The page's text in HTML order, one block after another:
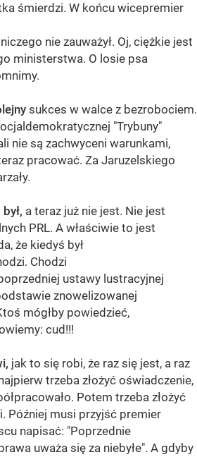
śmierdzi. W końcu wicepremier
nie zauważył. Oj, ciężkie jest
ministerstwa. O losie psa
sukces w walce z bezrobociem.
"Trybuny"
nie są zachwyceni warunkami,
pracować. Za Jaruzelskiego
a teraz już nie jest. Nie jest
PRL. A właściwie to jest
że kiedyś był
Chodzi
ustawy lustracyjnej
znowelizowanej
mógłby powiedzieć,
cud!!!
jak to się robi, że raz się jest, a raz
trzeba złożyć oświadczenie,
Potem trzeba złożyć
Później musi przyjść premier
napisać: "Poprzednie
uważa się za niebyłe". A gdyby